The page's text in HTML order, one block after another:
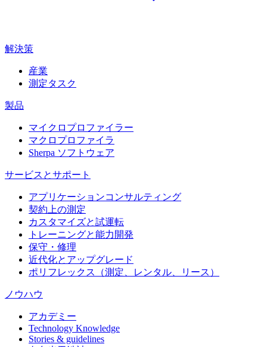
解決策
産業
測定タスク
製品
マイクロプロファイラー
マクロプロファイラ
Sherpa ソフトウェア
サービスとサポート
アプリケーションコンサルティング
契約上の測定
カスタマイズと試運転
トレーニングと能力開発
保守・修理
近代化とアップグレード
ポリフレックス（測定、レンタル、リース）
ノウハウ
アカデミー
Technology Knowledge
Stories & guidelines